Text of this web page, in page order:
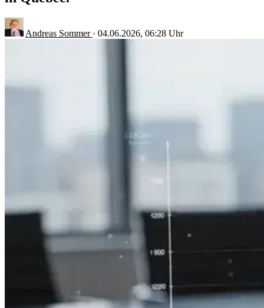
Andreas Sommer · 04.06.2026, 06:28 Uhr